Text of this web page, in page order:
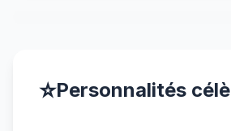
⭐Personnalités